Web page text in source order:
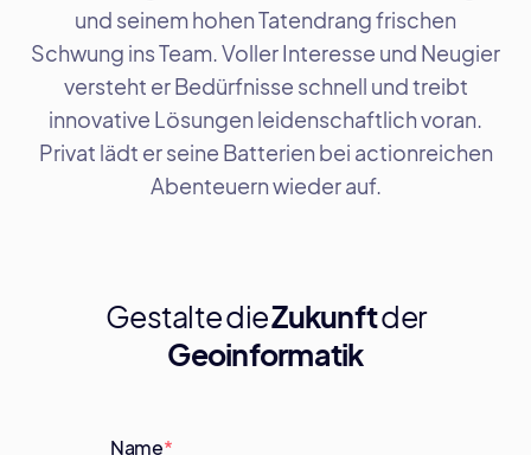
und seinem hohen Tatendrang frischen
Schwung ins Team. Voller Interesse und Neugier
versteht er Bedürfnisse schnell und treibt
innovative Lösungen leidenschaftlich voran.
Privat lädt er seine Batterien bei actionreichen
Abenteuern wieder auf.
Gestalte dieZukunftder
Geoinformatik
Name*